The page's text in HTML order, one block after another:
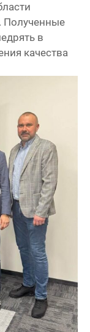
Полученные
в
качества